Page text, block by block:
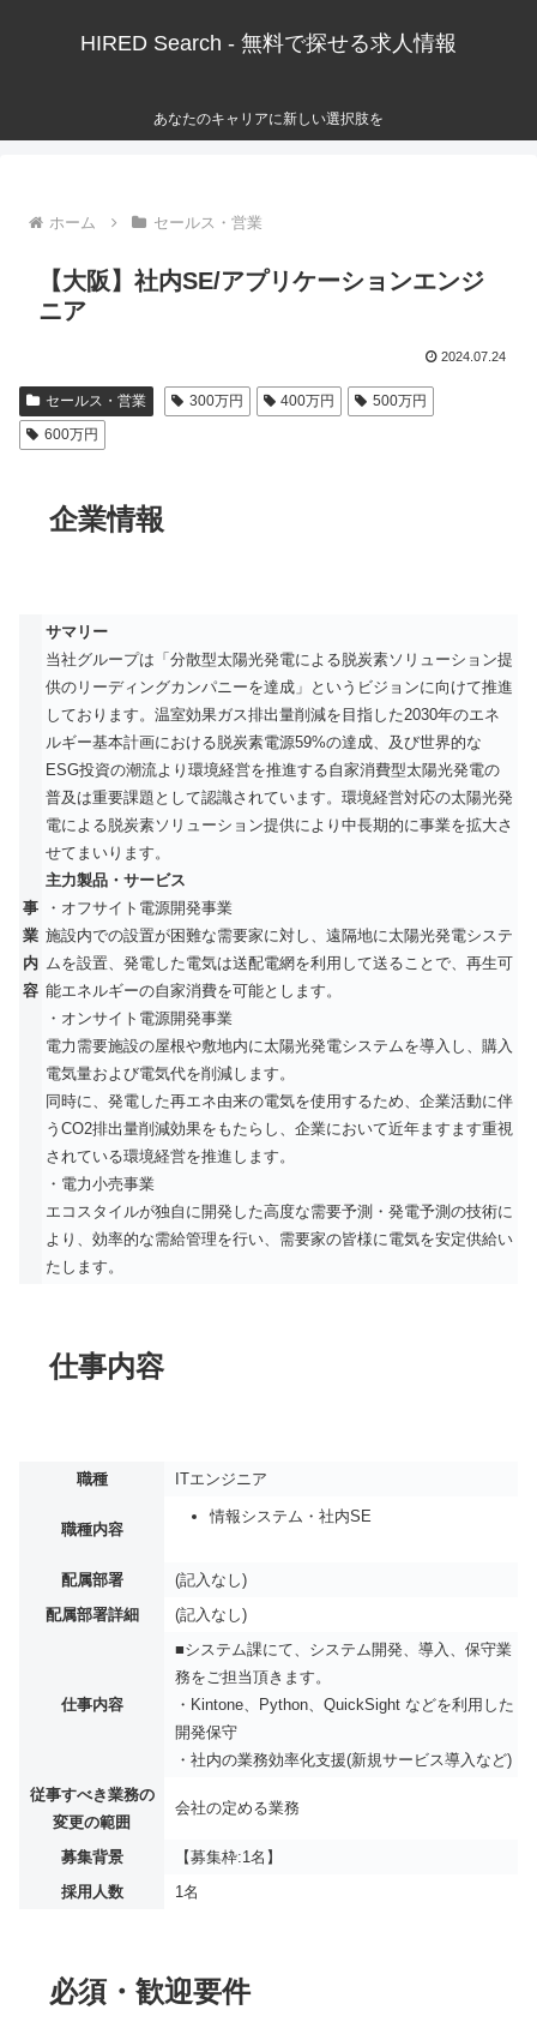
HIRED Search - 無料で探せる求人情報
あなたのキャリアに新しい選択肢を
ホーム セールス・営業
【大阪】社内SE/アプリケーションエンジ
ニア
2024.07.24
セールス・営業 300万円 400万円
500万円
600万円
企業情報
事
業
内
容
サマリー
当社グループは「分散型太陽光発電による脱炭素ソリューション提
供のリーディングカンパニーを達成」というビジョンに向けて推進
しております。温室効果ガス排出量削減を目指した2030年のエネ
ルギー基本計画における脱炭素電源59%の達成、及び世界的な
ESG投資の潮流より環境経営を推進する自家消費型太陽光発電の
普及は重要課題として認識されています。環境経営対応の太陽光発
電による脱炭素ソリューション提供により中長期的に事業を拡大さ
せてまいります。
主力製品・サービス
・オフサイト電源開発事業
施設内での設置が困難な需要家に対し、遠隔地に太陽光発電システ
ムを設置、発電した電気は送配電網を利用して送ることで、再生可
能エネルギーの自家消費を可能とします。
・オンサイト電源開発事業
電力需要施設の屋根や敷地内に太陽光発電システムを導入し、購入
電気量および電気代を削減します。
同時に、発電した再エネ由来の電気を使用するため、企業活動に伴
うCO2排出量削減効果をもたらし、企業において近年ますます重視
されている環境経営を推進します。
・電力小売事業
エコスタイルが独自に開発した高度な需要予測・発電予測の技術に
より、効率的な需給管理を行い、需要家の皆様に電気を安定供給い
たします。
仕事内容
職種 ITエンジニア
職種内容
情報システム・社内SE
配属部署
(記入なし)
配属部署詳細
(記入なし)
仕事内容
■システム課にて、システム開発、導入、保守業
務をご担当頂きます。
・Kintone、Python、QuickSight などを利用した
開発保守
・社内の業務効率化支援(新規サービス導入など)
従事すべき業務の
変更の範囲
会社の定める業務
募集背景
【募集枠:1名】
採用人数
1名
必須・歓迎要件